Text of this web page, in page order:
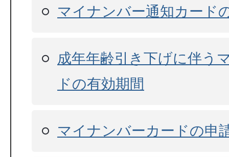
マイナンバー通知カード
成年年齢引き下げに伴う
ドの有効期間
マイナンバーカードの申